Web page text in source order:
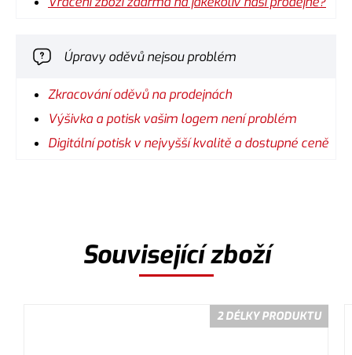
Úpravy oděvů nejsou problém
Zkracování oděvů na prodejnách
Výšivka a potisk vašim logem není problém
Digitální potisk v nejvyšší kvalitě a dostupné ceně
Související zboží
2 DÉLKY PRODUKTU